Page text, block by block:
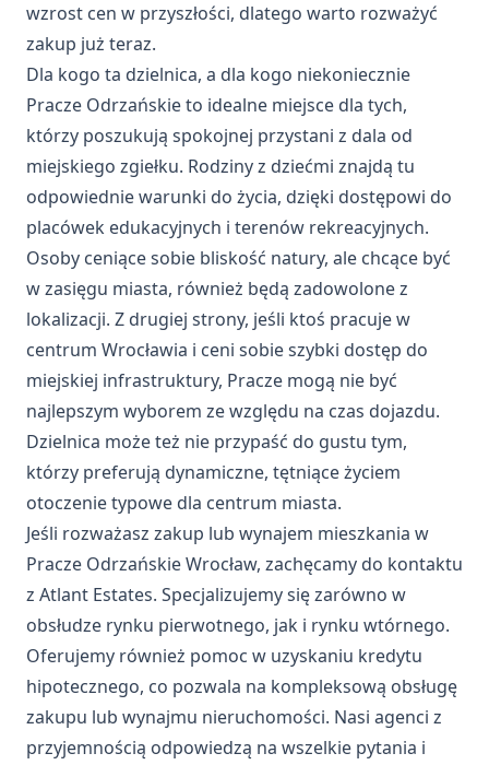
wzrost cen w przyszłości, dlatego warto rozważyć
zakup już teraz.
Dla kogo ta dzielnica, a dla kogo niekoniecznie
Pracze Odrzańskie to idealne miejsce dla tych,
którzy poszukują spokojnej przystani z dala od
miejskiego zgiełku. Rodziny z dziećmi znajdą tu
odpowiednie warunki do życia, dzięki dostępowi do
placówek edukacyjnych i terenów rekreacyjnych.
Osoby ceniące sobie bliskość natury, ale chcące być
w zasięgu miasta, również będą zadowolone z
lokalizacji. Z drugiej strony, jeśli ktoś pracuje w
centrum Wrocławia i ceni sobie szybki dostęp do
miejskiej infrastruktury, Pracze mogą nie być
najlepszym wyborem ze względu na czas dojazdu.
Dzielnica może też nie przypaść do gustu tym,
którzy preferują dynamiczne, tętniące życiem
otoczenie typowe dla centrum miasta.
Jeśli rozważasz zakup lub wynajem mieszkania w
Pracze Odrzańskie Wrocław, zachęcamy do kontaktu
z Atlant Estates. Specjalizujemy się zarówno w
obsłudze rynku pierwotnego, jak i rynku wtórnego.
Oferujemy również pomoc w uzyskaniu kredytu
hipotecznego, co pozwala na kompleksową obsługę
zakupu lub wynajmu nieruchomości. Nasi agenci z
przyjemnością odpowiedzą na wszelkie pytania i